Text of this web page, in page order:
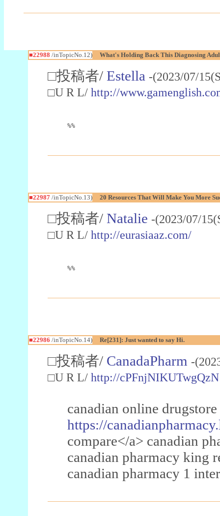
■22988 /inTopicNo.12) What's Holding Back This Diagnosing
□投稿者/ Estella -(2023/07/
□U R L/ http://
%%
■22987/inTopicNo.13) 20 Resources That Will Make You More
□投稿者/ Natalie -(2023/07/
□U R L/ http://eurasiaaz.com/
%%
■22986 /inTopicNo.14) Re[231]: Just wanted to say Hi.
□投稿者/ CanadaPharm -
□U R L/ http://cPFnjNIKUTwgQzN
canadian online
https://
compare</a> canadian
canadian pharmacy king
canadian pharmacy 1